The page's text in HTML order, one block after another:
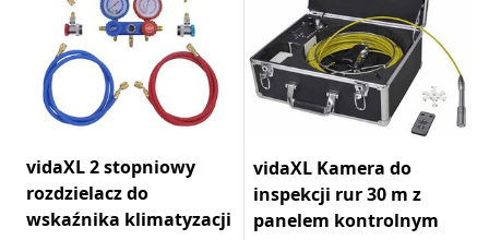
vidaXL 2 stopniowy
rozdzielacz do
wskaźnika klimatyzacji
vidaXL Kamera do
inspekcji rur 30 m z
panelem kontrolnym